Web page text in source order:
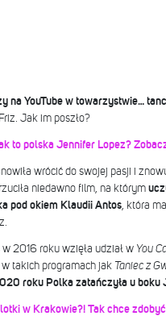
na YouTube w towarzystwie…
Jak im poszło?
to polska Jennifer Lopez?
wrócić do swojej pasji i
niedawno film, na którym
pod okiem Klaudii Antos, która
2016 roku wzięła udział w You
takich programach jak Taniec z
roku Polka zatańczyła u boku
w Krakowie?! Tak chce